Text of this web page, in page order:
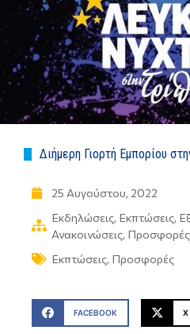
Διήμερη Γιορτή Εμπορίου
25 Αυγούστου, 2022
Εκδηλώσεις Εκπτώσεις
Ανακοινώσεις Προσφορές
Εκπτώσεις Προσφορές
FACEBOOK X